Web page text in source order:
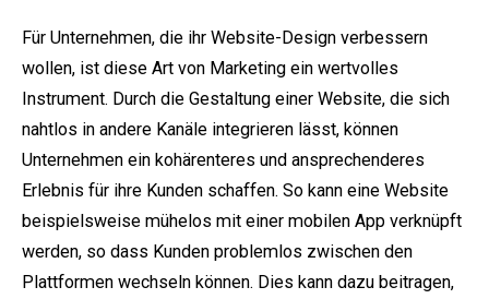
Für Unternehmen, die ihr Website-Design verbessern
wollen, ist diese Art von Marketing ein wertvolles
Instrument. Durch die Gestaltung einer Website, die sich
nahtlos in andere Kanäle integrieren lässt, können
Unternehmen ein kohärenteres und ansprechenderes
Erlebnis für ihre Kunden schaffen. So kann eine Website
beispielsweise mühelos mit einer mobilen App verknüpft
werden, so dass Kunden problemlos zwischen den
Plattformen wechseln können. Dies kann dazu beitragen,